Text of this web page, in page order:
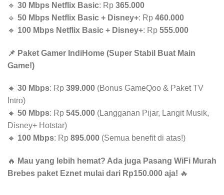
🔹 30 Mbps Netflix Basic: Rp 365.000
🔹 50 Mbps Netflix Basic + Disney+: Rp 460.000
🔹 100 Mbps Netflix Basic + Disney+: Rp 555.000
📌 Paket Gamer IndiHome (Super Stabil Buat Main
Game!)
🔹 30 Mbps: Rp 399.000 (Bonus GameQoo & Paket TV
Intro)
🔹 50 Mbps: Rp 545.000 (Langganan Pijar, Langit Musik,
Disney+ Hotstar)
🔹 100 Mbps: Rp 895.000 (Semua benefit di atas!)
🔥 Mau yang lebih hemat? Ada juga Pasang WiFi Murah
Brebes paket Eznet mulai dari Rp150.000 aja! 🔥